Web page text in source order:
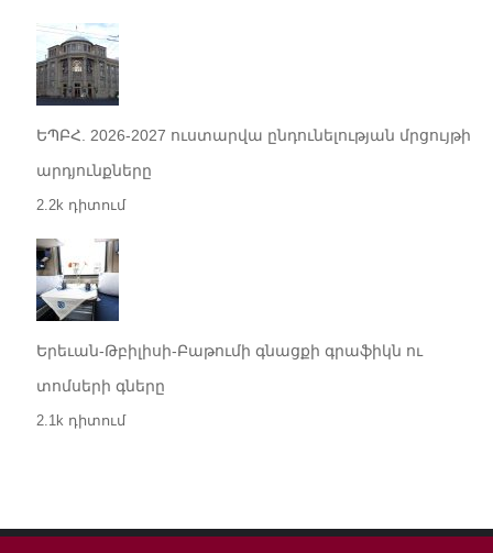
ԵՊԲՀ. 2026-2027 ուստարվա ընդունելության մրցույթի
արդյունքները
2.2k դիտում
Երեւան-Թբիլիսի-Բաթումի գնացքի գրաֆիկն ու
տոմսերի գները
2.1k դիտում